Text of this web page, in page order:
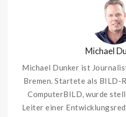
Michael
Michael Dunker ist
Bremen. Startete als BILD-
ComputerBILD, wurde
Leiter einer